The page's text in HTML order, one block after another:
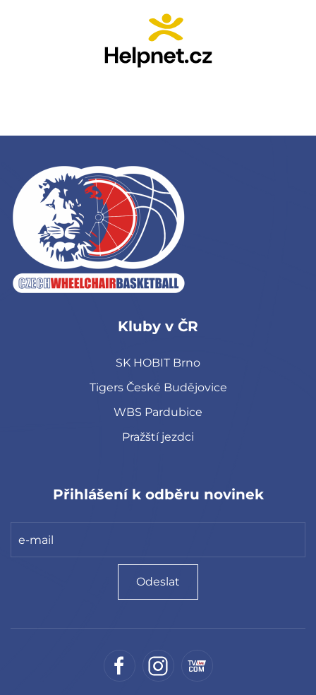
Kluby v ČR
SK HOBIT Brno
Tigers České Budějovice
WBS Pardubice
Pražští jezdci
Přihlášení k odběru novinek
Odeslat